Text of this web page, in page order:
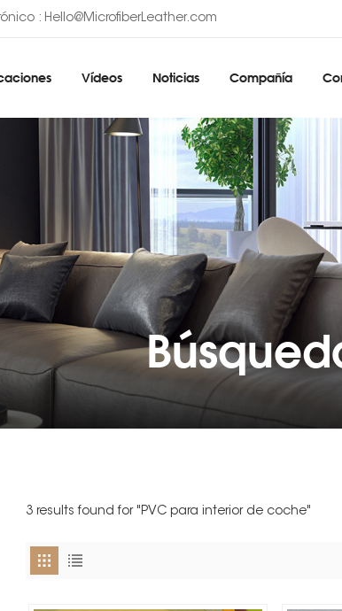
: Hello@MicrofiberLeather.com
Vídeos Noticias Compañía
3 results found for "PVC para interior de coche"